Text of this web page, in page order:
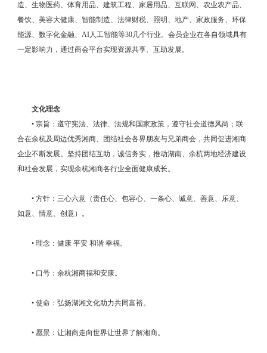
造、生物医药、体育用品、建筑工程、家居用品、互联网、农业农产品、
餐饮、美容大健康、智能制造、法律财税、照明、地产、家政服务、环保
能源、数字化金融、AI人工智能等30几个行业。会员企业在各自领域具有
一定影响力，通过商会平台实现资源共享、互助发展。
文化理念
• 宗旨：遵守宪法、法律、法规和国家政策，遵守社会道德风尚；联
合在余杭及周边优秀湘商、团结社会各界朋友与兄弟商会，共同促进湘商
企业不断发展。坚持团结互助，诚信务实，推动湖南、余杭两地经济建设
和社会发展，实现余杭湘商各行业全面健康成长。
• 方针：三心六意（责任心、包容心、一条心、诚意、善意、乐意、
如意、情意、创意）。
• 理念：健康 平安 和谐 幸福。
• 口号：余杭湘商福和安康。
• 使命：弘扬湖湘文化助力共同富裕。
• 愿景：让湘商走向世界让世界了解湘商。